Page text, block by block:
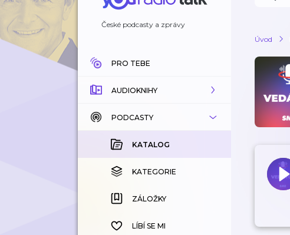
České podcasty a zprávy
PRO TEBE
AUDIOKNIHY
KATALOG
KOUPENÉ
KATEGORIE
ZÁLOŽKY
HISTORIE
PODCASTY
KATALOG
KATEGORIE
ZÁLOŽKY
LÍBÍ SE MI
Úvod